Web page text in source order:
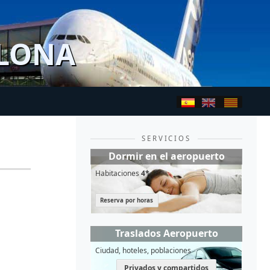
SERVICIOS
Dormir en el aeropuerto
Habitaciones4*
Reserva por horas
Traslados Aeropuerto
Ciudad, hoteles, poblaciones